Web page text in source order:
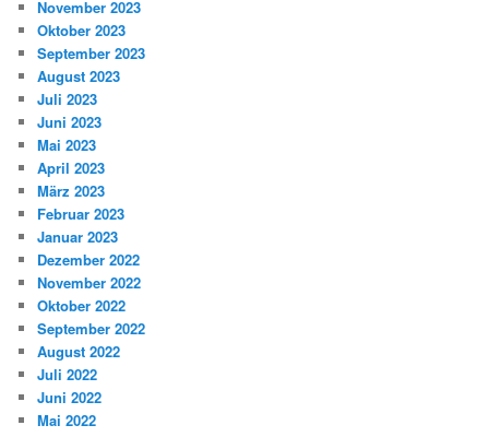
November 2023
Oktober 2023
September 2023
August 2023
Juli 2023
Juni 2023
Mai 2023
April 2023
März 2023
Februar 2023
Januar 2023
Dezember 2022
November 2022
Oktober 2022
September 2022
August 2022
Juli 2022
Juni 2022
Mai 2022